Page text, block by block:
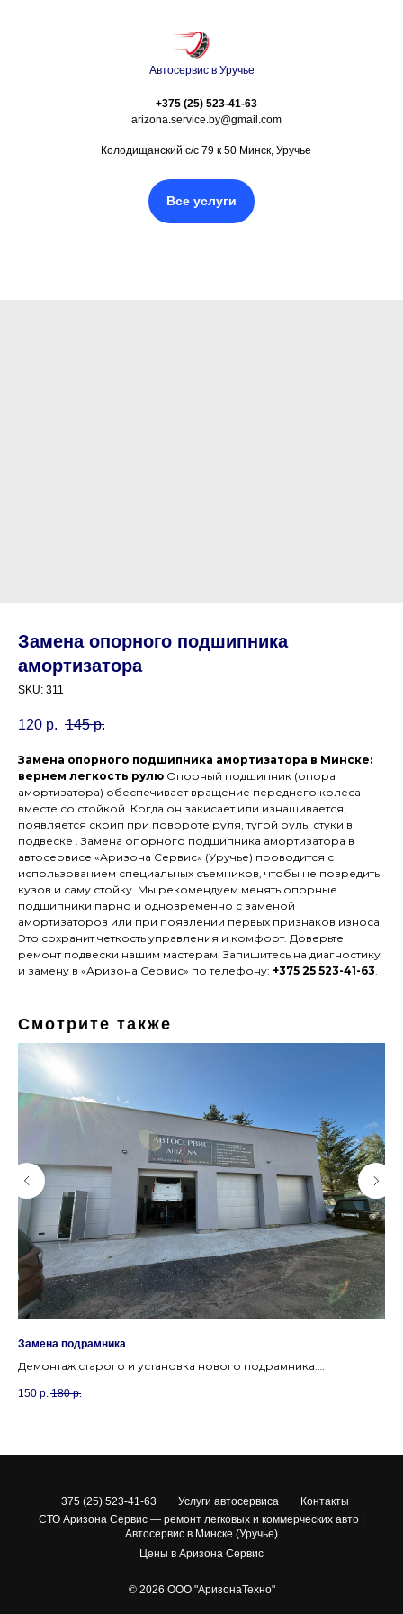
Автосервис в Уручье
+375 (25) 523-41-63
arizona.service.by@gmail.com
Колодищанский с/с 79 к 50 Минск, Уручье
Все услуги
Замена опорного подшипника
амортизатора
SKU: 311
120 р. 145 р.
Замена опорного подшипника амортизатора в Минске:
вернем легкость рулю Опорный подшипник (опора
амортизатора) обеспечивает вращение переднего колеса
вместе со стойкой. Когда он закисает или изнашивается,
появляется скрип при повороте руля, тугой руль, стуки в
подвеске . Замена опорного подшипника амортизатора в
автосервисе «Аризона Сервис» (Уручье) проводится с
использованием специальных съемников, чтобы не повредить
кузов и саму стойку. Мы рекомендуем менять опорные
подшипники парно и одновременно с заменой
амортизаторов или при появлении первых признаков износа.
Это сохранит четкость управления и комфорт. Доверьте
ремонт подвески нашим мастерам. Запишитесь на диагностику
и замену в «Аризона Сервис» по телефону: +375 25 523-41-63.
Смотрите также
Замена подрамника
Демонтаж старого и установка нового подрамника.
150 р. 180 р.
+375 (25) 523-41-63 Услуги автосервиса
Контакты
СТО Аризона Сервис — ремонт легковых и коммерческих авто |
Автосервис в Минске (Уручье)
Цены в Аризона Сервис
© 2026 ООО "АризонаТехно"